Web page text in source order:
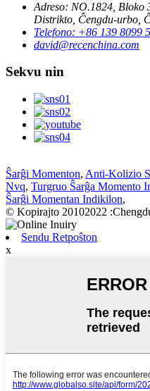
Adreso: NO.1824, Bloko
Distrikto, Ĉengdu-urbo,
Telefono: +86 139 8099
david@recenchina.com
Sekvu nin
Ŝarĝi Momenton, Anti-Kolizio
Nvq, Turgruo Ŝarĝa Momento
Ŝarĝi Momentan Indikilon,
© Kopirajto 20102022
Sendu Retpoŝton
x